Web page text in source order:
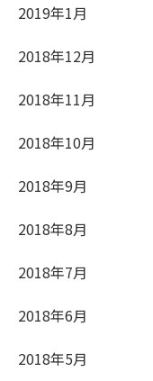
2019年1月
2018年12月
2018年11月
2018年10月
2018年9月
2018年8月
2018年7月
2018年6月
2018年5月